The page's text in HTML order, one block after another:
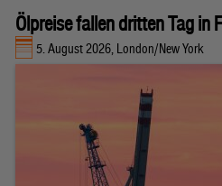
Ölpreise fallen dritten Tag in
5. August 2026, London/New York